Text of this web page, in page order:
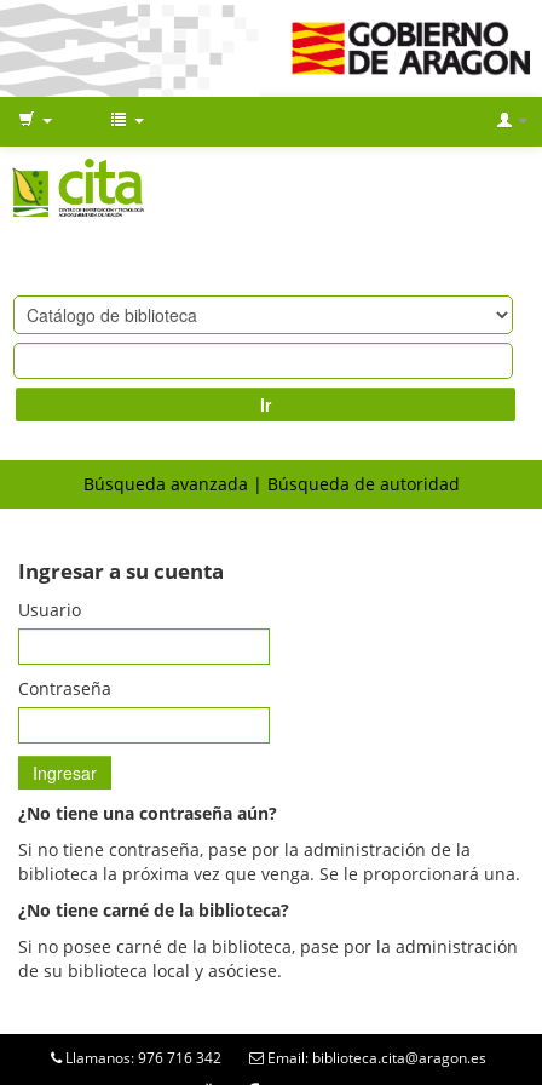
Ir
Búsqueda avanzada Búsqueda de autoridad
Ingresar a su cuenta
Usuario
Contraseña
¿No tiene una contraseña aún?
Si no tiene contraseña, pase por la administración de la
biblioteca la próxima vez que venga. Se le proporcionará una.
¿No tiene carné de la biblioteca?
Si no posee carné de la biblioteca, pase por la administración
de su biblioteca local y asóciese.
Llamanos: 976 716 342 Email: biblioteca.cita@aragon.es